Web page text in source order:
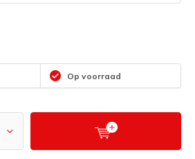
Op voorraad